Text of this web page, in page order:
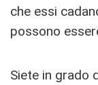
che essi
possono
Siete in grado